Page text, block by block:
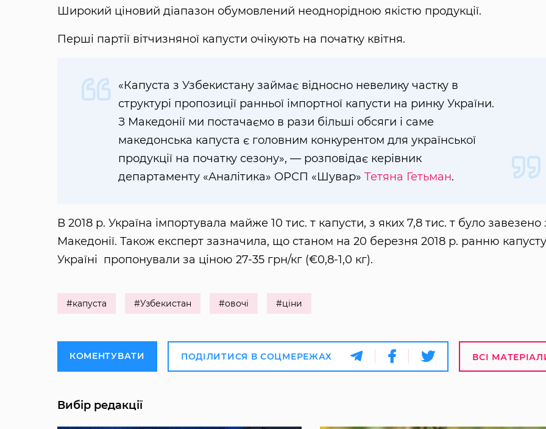
Широкий ціновий діапазон обумовлений неоднорідною якістю продукції.
Перші партії вітчизняної капусти очікують на початку квітня.
«Капуста з Узбекистану займає відносно невелику частку в
структурі пропозиції ранньої імпортної капусти на ринку України.
З Македонії ми постачаємо в рази більші обсяги і саме
македонська капуста є головним конкурентом для української
продукції на початку сезону», — розповідає керівник
департаменту «Аналітика» ОРСП «Шувар» Тетяна Гетьман.
В 2018 р. Україна імпортувала майже 10 тис. т капусти, з яких 7,8 тис. т було завезено
Македонії. Також експерт зазначила, що станом на 20 березня 2018 р. ранню
Україні пропонували за ціною 27-35 грн/кг (€0,8-1,0 кг).
#капуста #Узбекистан #овочі #ціни
КОМЕНТУВАТИ ПОДІЛИТИСЯ В СОЦМЕРЕЖАХ ВСІ
Вибір редакції